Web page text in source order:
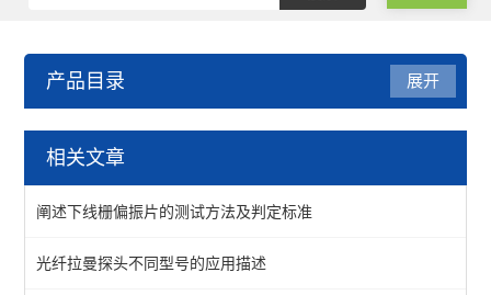
产品目录
光学仪器
展开
相关文章
阐述下线栅偏振片的测试方法及判定标准
光纤拉曼探头不同型号的应用描述